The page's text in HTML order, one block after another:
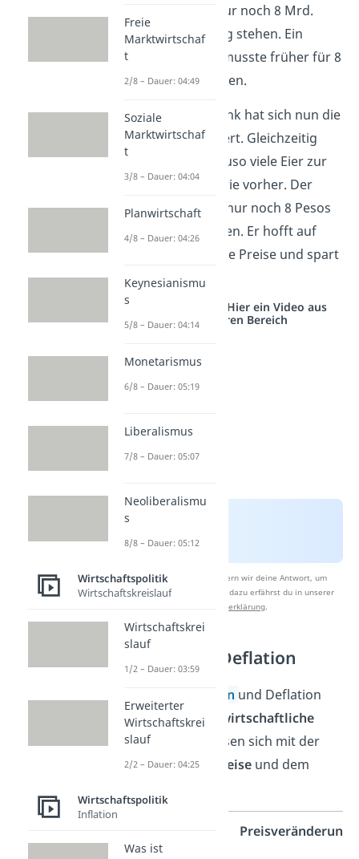
Mrd. Pesos sollen nur noch 8 Mrd.
Pesos zur Verfügung stehen. Ein
Bürger des Landes musste früher für 8
Eier 10 Pesos bezahlen.
Durch die Zentralbank hat sich nun die
Geldmenge verringert. Gleichzeitig
stehen jedoch genauso viele Eier zur
Verfügung stehen wie vorher. Der
Bürger muss daher nur noch 8 Pesos
für die 8 Eier bezahlen. Er hofft auf
noch weiter sinkende Preise und spart
sein Geld lieber.
Studyflix vernetzt: Hier ein Video aus
einem anderen Bereich
Nach Beantwortung speichern wir deine Antwort, um
Studyflix zu verbessern. Mehr dazu erfährst du in unserer
Datenschutzerklärung.
Inflation und Deflation
Inflation und Deflation
beschreiben beide
wirtschaftliche
Zustände.
Sie befassen sich mit der
Veränderung der Preise und dem
Zustand
Preisveränderung
Freie
Marktwirtschaf
t
2/8 – Dauer: 04:49
Soziale
Marktwirtschaf
t
3/8 – Dauer: 04:04
Planwirtschaft
4/8 – Dauer: 04:26
Keynesianismu
s
5/8 – Dauer: 04:14
Monetarismus
6/8 – Dauer: 05:19
Liberalismus
7/8 – Dauer: 05:07
Neoliberalismu
s
8/8 – Dauer: 05:12
Wirtschaftspolitik
Wirtschaftskreislauf
Wirtschaftskrei
slauf
1/2 – Dauer: 03:59
Erweiterter
Wirtschaftskrei
slauf
2/2 – Dauer: 04:25
Wirtschaftspolitik
Inflation
Was ist